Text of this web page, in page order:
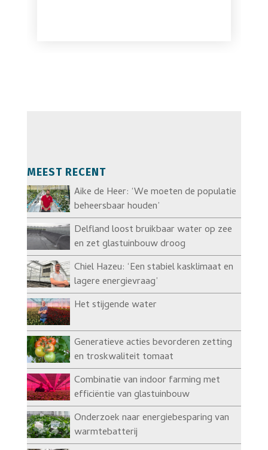
MEEST RECENT
Aike de Heer: ‘We moeten de populatie
beheersbaar houden’
Delfland loost bruikbaar water op zee
en zet glastuinbouw droog
Chiel Hazeu: ‘Een stabiel kasklimaat en
lagere energievraag’
Het stijgende water
Generatieve acties bevorderen zetting
en troskwaliteit tomaat
Combinatie van indoor farming met
efficiëntie van glastuinbouw
Onderzoek naar energiebesparing van
warmtebatterij